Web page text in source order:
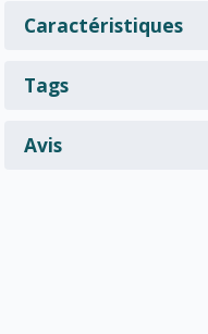
Caractéristiques
Tags
Avis